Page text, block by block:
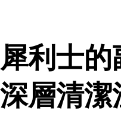
犀利士
深層清潔